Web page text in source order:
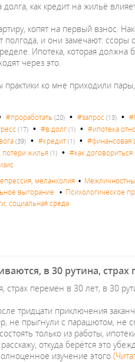
как кредит на жильё
копят на первый взнос.
полгода, и они замечают:
Ипотека, которая
через это.
ко мне приходили
#проработать (20) •#запрос (13) •
(17) •#в долг (1) •#ипотека
(39) •#кредит(1) •#финансовая
потери жилья(1) •#как
меланхолия •
выгорание • Психологическое
социальная среда
в 30 рутина,
страх перемен в 30 лет, в 30
тридцати приключения
не прыгнули с парашютом, не
только из работы,
откуда берётся это
изучение этого